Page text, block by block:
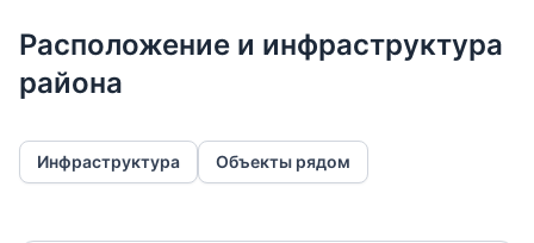
Расположение и инфраструктура
района
Инфраструктура Объекты рядом